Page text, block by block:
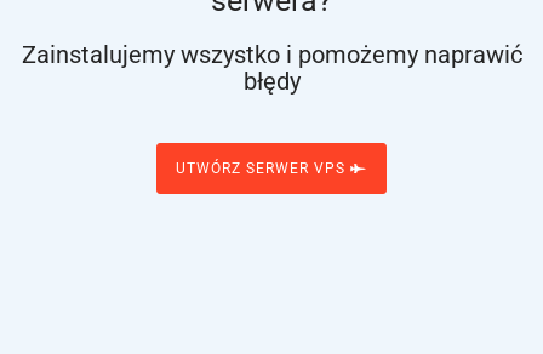
Zainstalujemy wszystko i pomożemy naprawić
błędy
UTWÓRZ SERWER VPS